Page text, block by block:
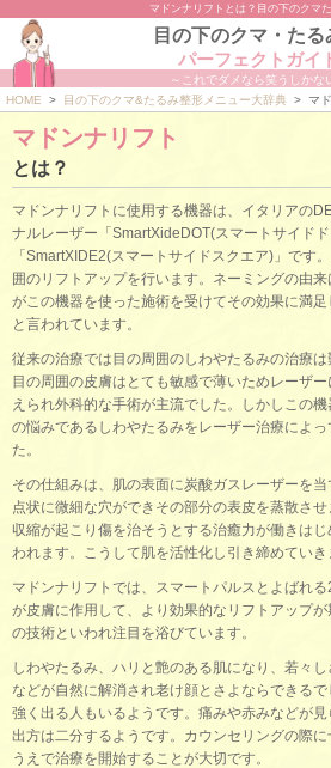
マドンナリフトとは？目の下のクマ
目の下のクマ・たる
パーフェクトガイ
～これでダメなら笑うしかな
HOME > 目の下のクマ&たるみ整形メニュー大辞典 > マ
マドンナリフト
とは？
マドンナリフトに使用する機器は、イタリアの
ナルレーザー「SmartXideDOT(スマートサイド
「SmartXIDE2(スマートサイドスクエア)」です
囲のリフトアップを行います。ネーミングの由
がこの機器を使った施術を受けてその効果に満
と言われています。
従来の治療では目の周囲のしわやたるみの治療は
目の周囲の皮膚はとても敏感で薄いためレーザ
えられ外科的な手術が主流でした。しかしこの
の悩みであるしわやたるみをレーザー治療によ
た。
その仕組みは、肌の表面に炭酸ガスレーザーを
点状に微細な穴ができその部分の表皮を蒸散さ
収縮が起こり傷を治そうとする治癒力が働きは
われます。こうして肌を活性化し引き締めていき
マドンナリフトでは、スマートパルスとよばれ
が皮膚に作用して、より効果的なリフトアップ
の技術といわれ注目を浴びています。
しわやたるみ、ハリと艶のある肌になり、若々
などが自然に解消され老け顔とさよならできる
強く出る人もいるようです。痛みや赤みなどが
出方は二分するようです。カウンセリングの際
うえで治療を開始することが大切です。